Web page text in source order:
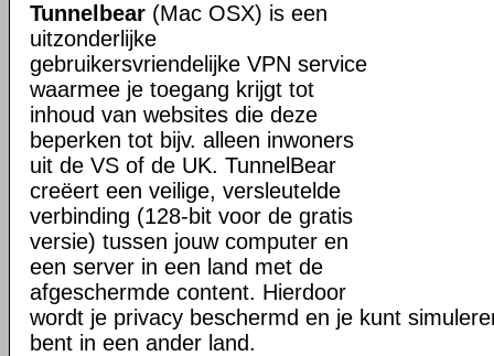
Tunnelbear (Mac OSX) is een
uitzonderlijke
gebruikersvriendelijke VPN service
waarmee je toegang krijgt tot
inhoud van websites die deze
beperken tot bijv. alleen inwoners
uit de VS of de UK. TunnelBear
creëert een veilige, versleutelde
verbinding (128-bit voor de gratis
versie) tussen jouw computer en
een server in een land met de
afgeschermde content. Hierdoor
wordt je privacy beschermd en je kunt
bent in een ander land.